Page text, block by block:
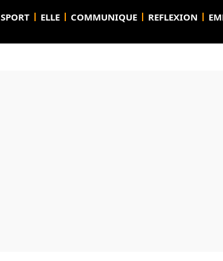
SPORT ELLE COMMUNIQUE REFLEXION